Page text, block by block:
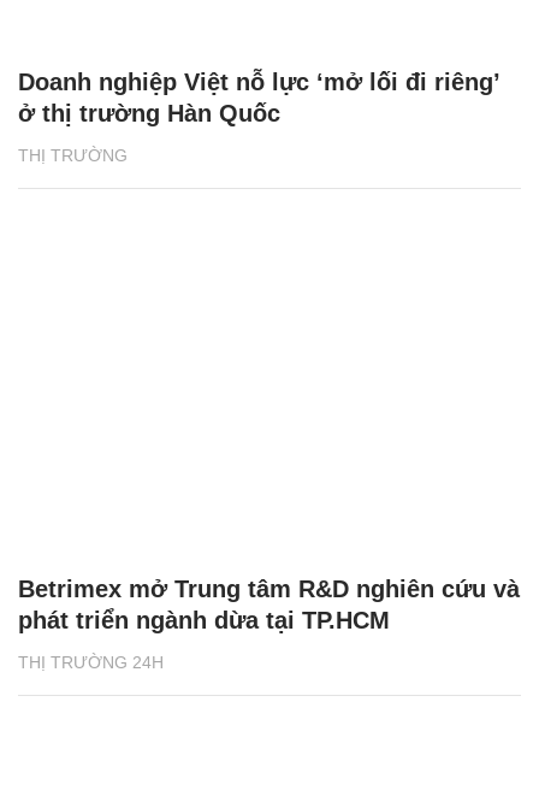
THỊ TRƯỜNG
Doanh nghiệp Việt nỗ lực ‘mở lối đi riêng’
ở thị trường Hàn Quốc
THỊ TRƯỜNG 24H
Betrimex mở Trung tâm R&D nghiên cứu và
phát triển ngành dừa tại TP.HCM